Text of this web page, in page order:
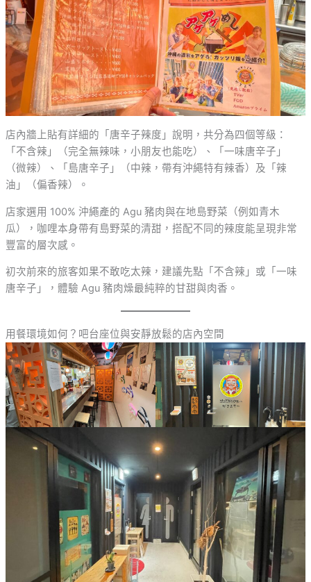
店內牆上貼有詳細的「唐辛子辣度」說明，共分為四個等級：
「不含辣」（完全無辣味，小朋友也能吃）、「一味唐辛子」
（微辣）、「島唐辛子」（中辣，帶有沖繩特有辣香）及「辣
油」（偏香辣）。
店家選用 100% 沖繩產的 Agu 豬肉與在地島野菜（例如青木
瓜），咖哩本身帶有島野菜的清甜，搭配不同的辣度能呈現非常
豐富的層次感。
初次前來的旅客如果不敢吃太辣，建議先點「不含辣」或「一味
唐辛子」，體驗 Agu 豬肉燥最純粹的甘甜與肉香。
用餐環境如何？吧台座位與安靜放鬆的店內空間